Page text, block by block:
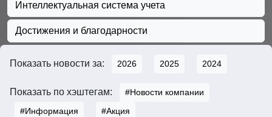
Интеллектуальная система учета
Достижения и благодарности
Показать новости за: 2026 2025 2024
Показать по хэштегам:
#Новости компании
#Информация
#Акция